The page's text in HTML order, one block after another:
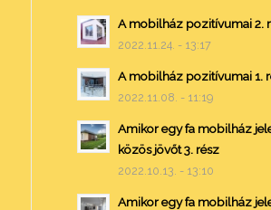
A mobilház pozitívumai 2.
2022.11.24. - 13:17
A mobilház pozitívumai 1.
2022.11.08. - 11:19
Amikor egy fa mobilház
közös jövőt 3. rész
2022.10.13. - 13:10
Amikor egy fa mobilház